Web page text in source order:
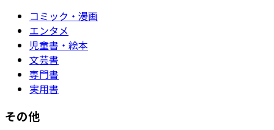
コミック・漫画
エンタメ
児童書・絵本
文芸書
専門書
実用書
その他